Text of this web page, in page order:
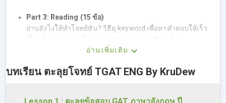
Part 3: Reading (15 ข้อ)
อ่านยังไงให้ทำโจทย์ทัน? วิธีดู keyword เพื่อหาคำตอบให้เร็ว
พาร์ทนี้เน้นเทคนิคแกรมม่า และโครงสร้างทางไวยากรณ์
Paragraph Completion
อ่านเพิ่มเติม
บทเรียน ตะลุยโจทย์ TGAT ENG By KruDew
Lesson 1 : ตะลุยข้อสอบ GAT ภาษาอังกฤษ ปี